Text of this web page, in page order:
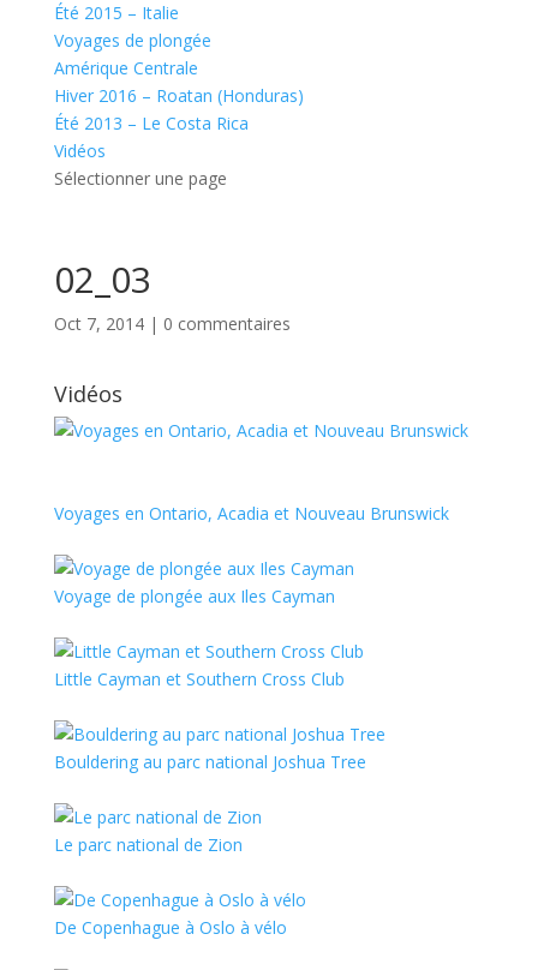
Été 2015 – Italie
Voyages de plongée
Amérique Centrale
Hiver 2016 – Roatan (Honduras)
Été 2013 – Le Costa Rica
Vidéos
Sélectionner une page
02_03
Oct 7, 2014| 0 commentaires
Vidéos
Voyages en Ontario, Acadia et Nouveau Brunswick
Voyage de plongée aux Iles Cayman
Little Cayman et Southern Cross Club
Bouldering au parc national Joshua Tree
Le parc national de Zion
De Copenhague à Oslo à vélo